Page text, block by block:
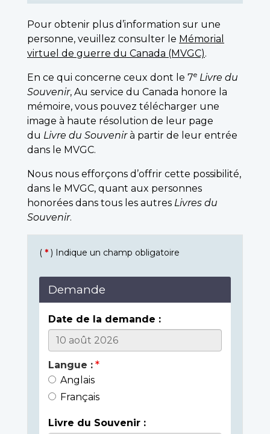
Pour obtenir plus d’information sur une
personne, veuillez consulter le Mémorial
virtuel de guerre du Canada (MVGC).
En ce qui concerne ceux dont le 7e Livre du
Souvenir, Au service du Canada honore la
mémoire, vous pouvez télécharger une
image à haute résolution de leur page
du Livre du Souvenirà partir de leur entrée
dans le MVGC.
Nous nous efforçons d’offrir cette possibilité,
dans le MVGC, quant aux personnes
honorées dans tous les autres Livres du
Souvenir.
( * ) Indique un champ obligatoire
Demande
Date de la demande :
Langue :
Anglais
Français
Livre du Souvenir :